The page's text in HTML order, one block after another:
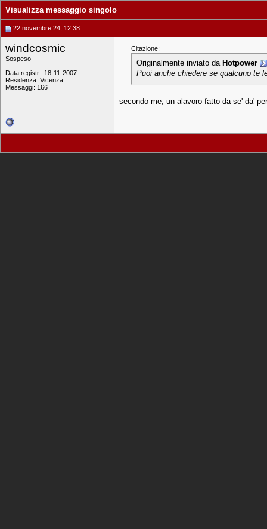
Visualizza messaggio singolo
22 novembre 24, 12:38
windcosmic
Sospeso
Data registr.: 18-11-2007
Residenza: Vicenza
Messaggi: 166
Citazione:
Originalmente inviato da Hotpower
Puoi anche chiedere se qualcuno te
secondo me, un alavoro fatto da se' da'